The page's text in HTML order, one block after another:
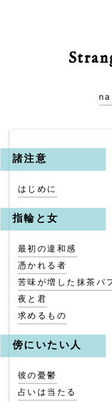
諸注意
はじめに
指輪と女
最初の違和感
憑かれる者
苦味が増した抹茶パ
夜と君
求めるもの
傍にいたい人
彼の憂鬱
占いは当たる